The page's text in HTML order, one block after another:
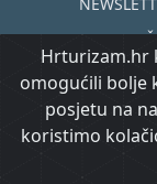
Hrturizam.hr
omogućili bolje
posjetu na
koristimo
UVJETI
© Copyright
2015.-2026.